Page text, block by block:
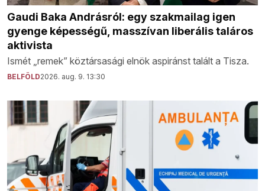
Gaudi Baka Andrásról: egy szakmailag igen
gyenge képességű, masszívan liberális taláros
aktivista
Ismét „remek” köztársasági elnök aspiránst talált a Tisza.
BELFÖLD2026. aug. 9. 13:30